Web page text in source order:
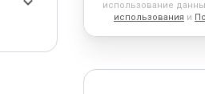
использование
использования и